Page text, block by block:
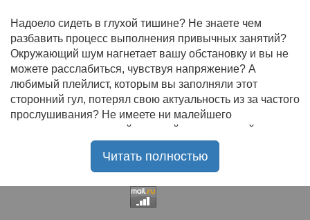
Надоело сидеть в глухой тишине? Не знаете чем
разбавить процесс выполнения привычных занятий?
Окружающий шум нагнетает вашу обстановку и вы не
можете расслабиться, чувствуя напряжение? А
любимый плейлист, которым вы заполняли этот
сторонний гул, потерял свою актуальность из за частого
прослушивания? Не имеете ни малейшего
представления, где найти новый качественный контент
на замену старому? В таком случае вы обратились по
радостью приветствует своих старых и новых
Читать полностью